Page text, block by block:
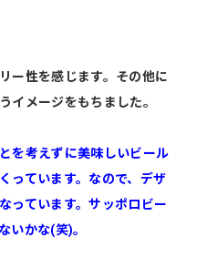
ー性を感じます。その他に
イメージをもちました。
を考えずに美味しいビール
っています。なので、デザ
っています。サッポロビー
いかな(笑)。